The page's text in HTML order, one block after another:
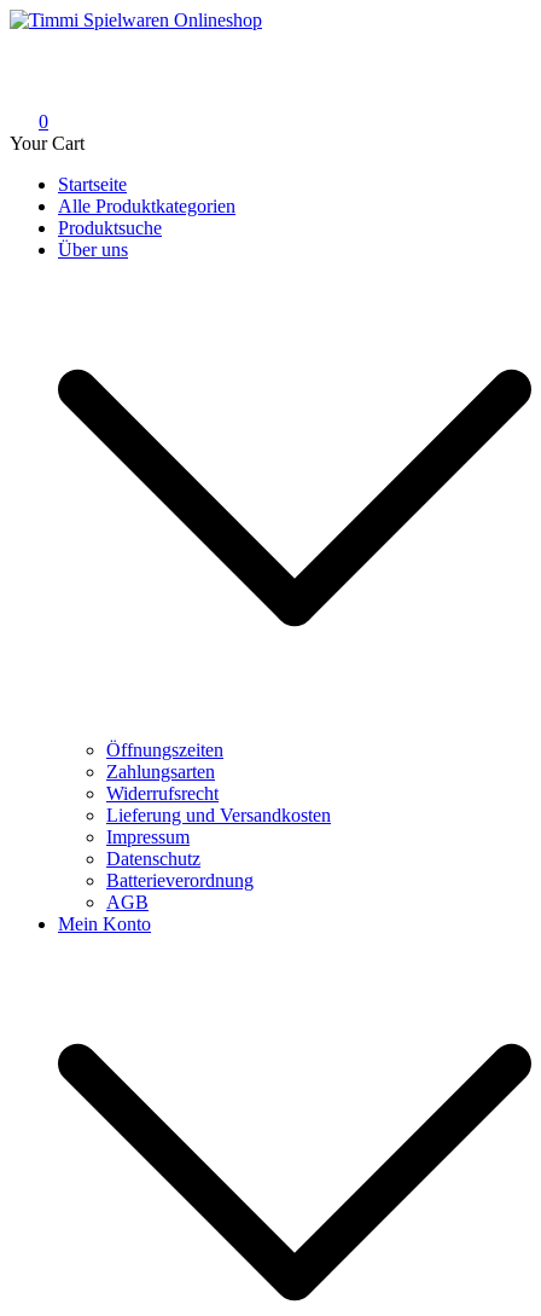
Skip
0
Your Cart
Startseite
Alle Produktkategorien
Produktsuche
Über uns
Öffnungszeiten
Zahlungsarten
Widerrufsrecht
Lieferung und Versandkosten
Impressum
Datenschutz
Batterieverordnung
AGB
Mein Konto